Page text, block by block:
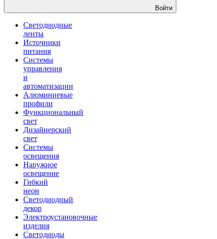
Войти
Светодиодные
ленты
Источники
питания
Системы
управления
и
автоматизации
Алюминиевые
профили
Функциональный
свет
Дизайнерский
свет
Системы
освещения
Наружное
освещение
Гибкий
неон
Светодиодный
декор
Электроустановочные
изделия
Светодиоды